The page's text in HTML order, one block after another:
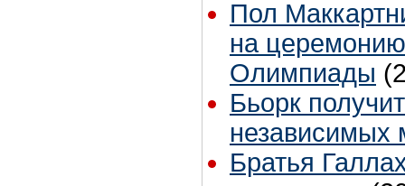
Пол
на
Олимпиады
Бьорк
независимых
Братья